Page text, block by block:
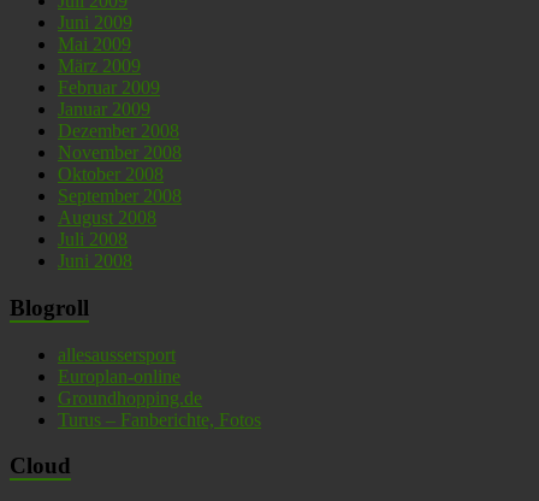
Juni 2009
Mai 2009
März 2009
Februar 2009
Januar 2009
Dezember 2008
November 2008
Oktober 2008
September 2008
August 2008
Juli 2008
Juni 2008
Blogroll
allesaussersport
Europlan-online
Groundhopping.de
Turus – Fanberichte, Fotos
Cloud